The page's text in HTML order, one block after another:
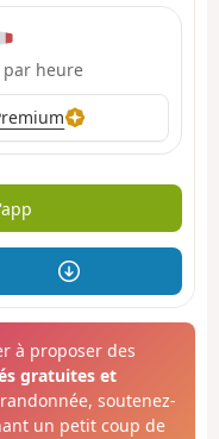
heure
à proposer des
gratuites et
soutenez-
un petit coup de